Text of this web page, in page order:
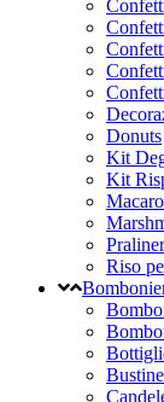
Donuts
Kit
Kit
Riso